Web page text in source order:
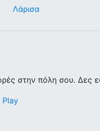
Λάρισα
στην πόλη σου. Δες